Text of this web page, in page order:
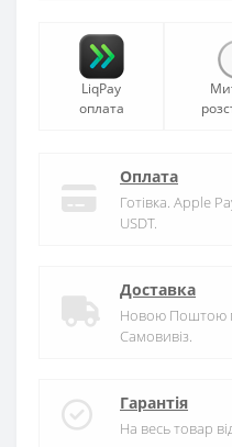
LiqPay
оплата
Оплата
Готівка. Apple
USDT.
Доставка
Новою Поштою
Самовивіз.
Гарантія
На весь товар